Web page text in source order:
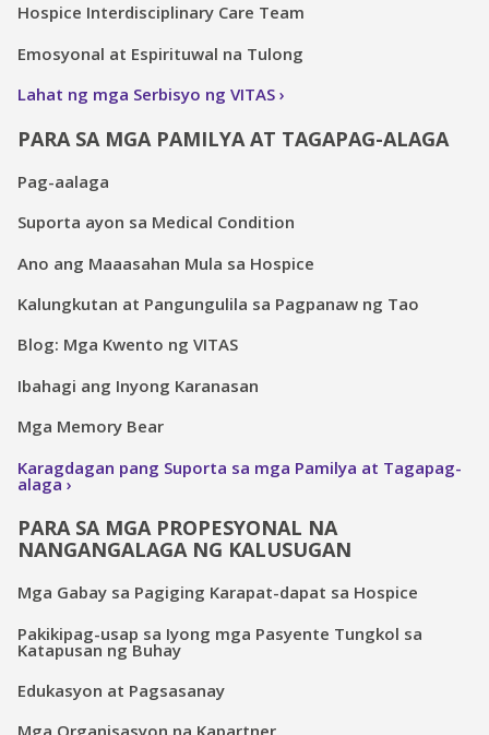
Hospice Interdisciplinary Care Team
Emosyonal at Espirituwal na Tulong
Lahat ng mga Serbisyo ng VITAS
PARA SA MGA PAMILYA AT TAGAPAG-ALAGA
Pag-aalaga
Suporta ayon sa Medical Condition
Ano ang Maaasahan Mula sa Hospice
Kalungkutan at Pangungulila sa Pagpanaw ng Tao
Blog: Mga Kwento ng VITAS
Ibahagi ang Inyong Karanasan
Mga Memory Bear
Karagdagan pang Suporta sa mga Pamilya at Tagapag-
alaga
PARA SA MGA PROPESYONAL NA
NANGANGALAGA NG KALUSUGAN
Mga Gabay sa Pagiging Karapat-dapat sa Hospice
Pakikipag-usap sa Iyong mga Pasyente Tungkol sa
Katapusan ng Buhay
Edukasyon at Pagsasanay